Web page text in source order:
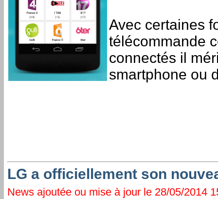
Avec certaines
télécommande
connectés il
smartphone ou
LG a officiellement son
News ajoutée ou mise à jour le 28/05/2014